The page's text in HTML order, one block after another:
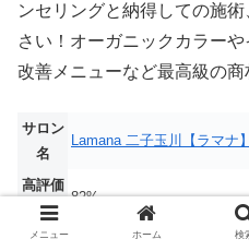
ンセリングと納得しての施
さい！オーガニックカラー
改善メニューなど最高級の
サロン
名
Lamana 二子玉川【ラマナ】
高評価
率
82%
☆1周年記念☆カット+カラ
メニュー ホーム 検